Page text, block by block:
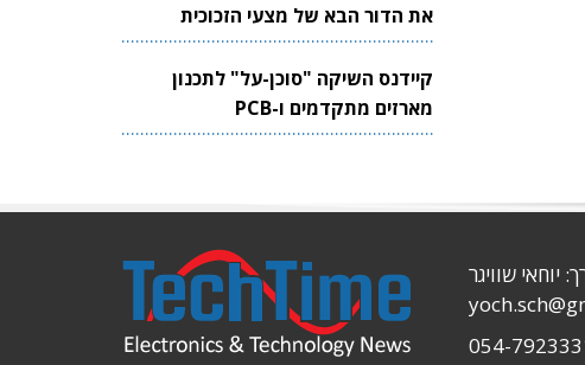
את הדור הבא של מצעי הזכוכית
לשבבים
קיידנס השיקה "סוכן-על" לתכנון
מארזים מתקדמים ו-PCB
יוחאי שוויגר
054-